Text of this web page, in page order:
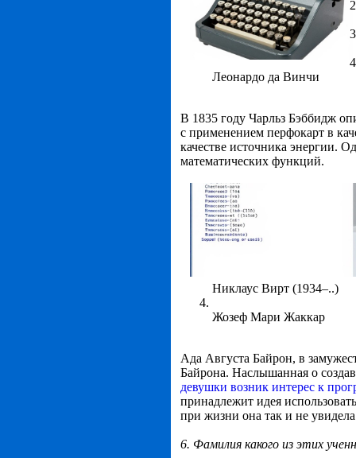
Леонардо да Винчи
В 1835 году Чарльз Бэббидж
с применением перфокарт в
качестве источника энергии.
математических функций.
Никлаус Вирт (1934–..)
Жозеф Мари Жаккар
Ада Августа Байрон, в
Байрона. Наслышанная о
девушки возник интерес к
принадлежит идея
при жизни она так и не
6. Фамилия какого из этих